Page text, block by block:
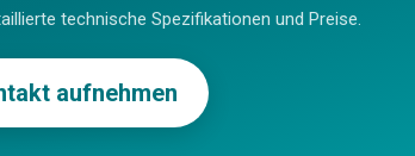
technische Spezifikationen und Preise.
aufnehmen